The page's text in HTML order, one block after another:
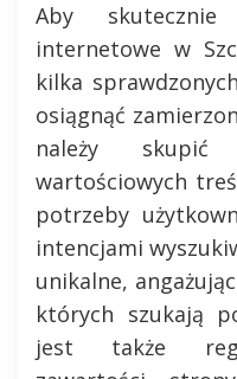
Aby skutecznie
internetowe w
kilka
osiągnąć
należy
wartościowych
potrzeby
intencjami
unikalne,
których szukają
jest także